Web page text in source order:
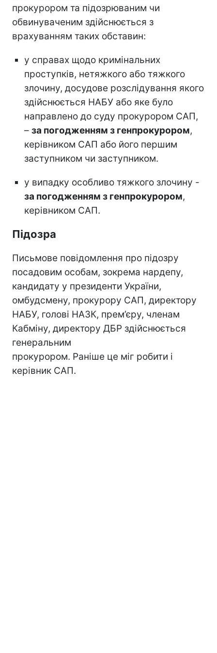
прокурором та підозрюваним чи
обвинуваченим здійснюється з
врахуванням таких обставин:
у справах щодо кримінальних
проступків, нетяжкого або тяжкого
злочину, досудове розслідування якого
здійснюється НАБУ або яке було
направлено до суду прокурором САП,
– за погодженням з генпрокурором,
керівником САП або його першим
заступником чи заступником.
у випадку особливо тяжкого злочину -
за погодженням з генпрокурором,
керівником САП.
Підозра
Письмове повідомлення про підозру
посадовим особам, зокрема нардепу,
кандидату у президенти України,
омбудсмену, прокурору САП, директору
НАБУ, голові НАЗК, прем’єру, членам
Кабміну, директору ДБР здійснюється
генеральним
прокурором. Раніше це міг робити і
керівник САП.